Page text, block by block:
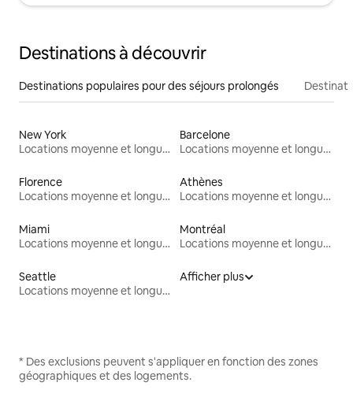
Destinations à découvrir
Destinations populaires pour des séjours prolongés
New York
Locations moyenne et longue durée
Barcelone
Locations moyenne et longue durée
Florence
Locations moyenne et longue durée
Athènes
Locations moyenne et longue durée
Miami
Locations moyenne et longue durée
Montréal
Locations moyenne et longue durée
Seattle
Locations moyenne et longue durée
Afficher plus
* Des exclusions peuvent s'appliquer en fonction des zones
géographiques et des logements.